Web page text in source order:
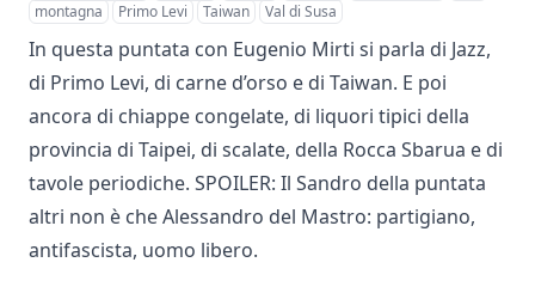
montagna
Primo Levi Taiwan Val di Susa
In questa puntata con Eugenio Mirti si parla di Jazz,
di Primo Levi, di carne d’orso e di Taiwan. E poi
ancora di chiappe congelate, di liquori tipici della
provincia di Taipei, di scalate, della Rocca Sbarua e di
tavole periodiche. SPOILER: Il Sandro della puntata
altri non è che Alessandro del Mastro: partigiano,
antifascista, uomo libero.